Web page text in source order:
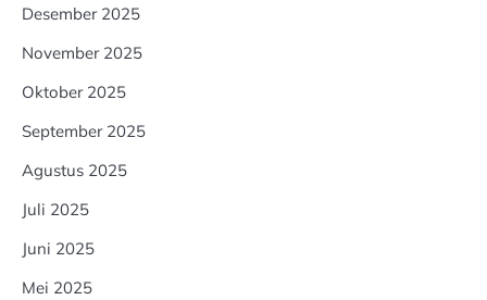
Desember 2025
November 2025
Oktober 2025
September 2025
Agustus 2025
Juli 2025
Juni 2025
Mei 2025